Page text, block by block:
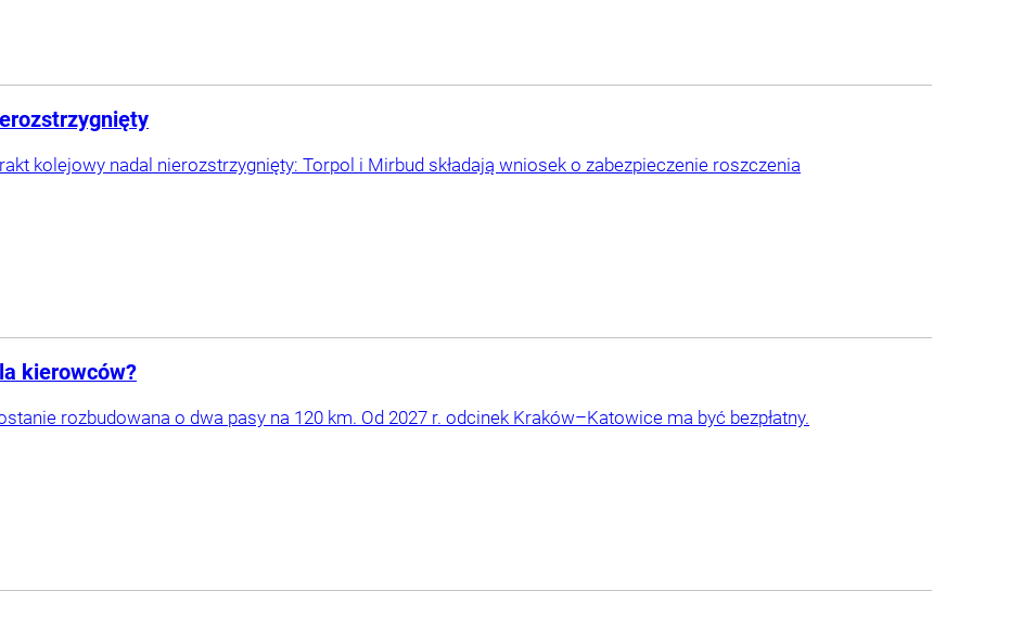
kolejowy nadal nierozstrzygnięty: Torpol i Mirbud składają wniosek o zabezpieczenie roszczenia
kierowców?
rozbudowana o dwa pasy na 120 km. Od 2027 r. odcinek Kraków–Katowice ma być bezpłatny.